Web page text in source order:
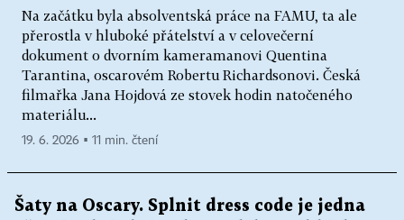
Na začátku byla absolventská práce na FAMU, ta ale
přerostla v hluboké přátelství a v celovečerní
dokument o dvorním kameramanovi Quentina
Tarantina, oscarovém Robertu Richardsonovi. Česká
filmařka Jana Hojdová ze stovek hodin natočeného
materiálu...
19. 6. 2026 ▪ 11 min. čtení
Šaty na Oscary. Splnit dress code je jedna